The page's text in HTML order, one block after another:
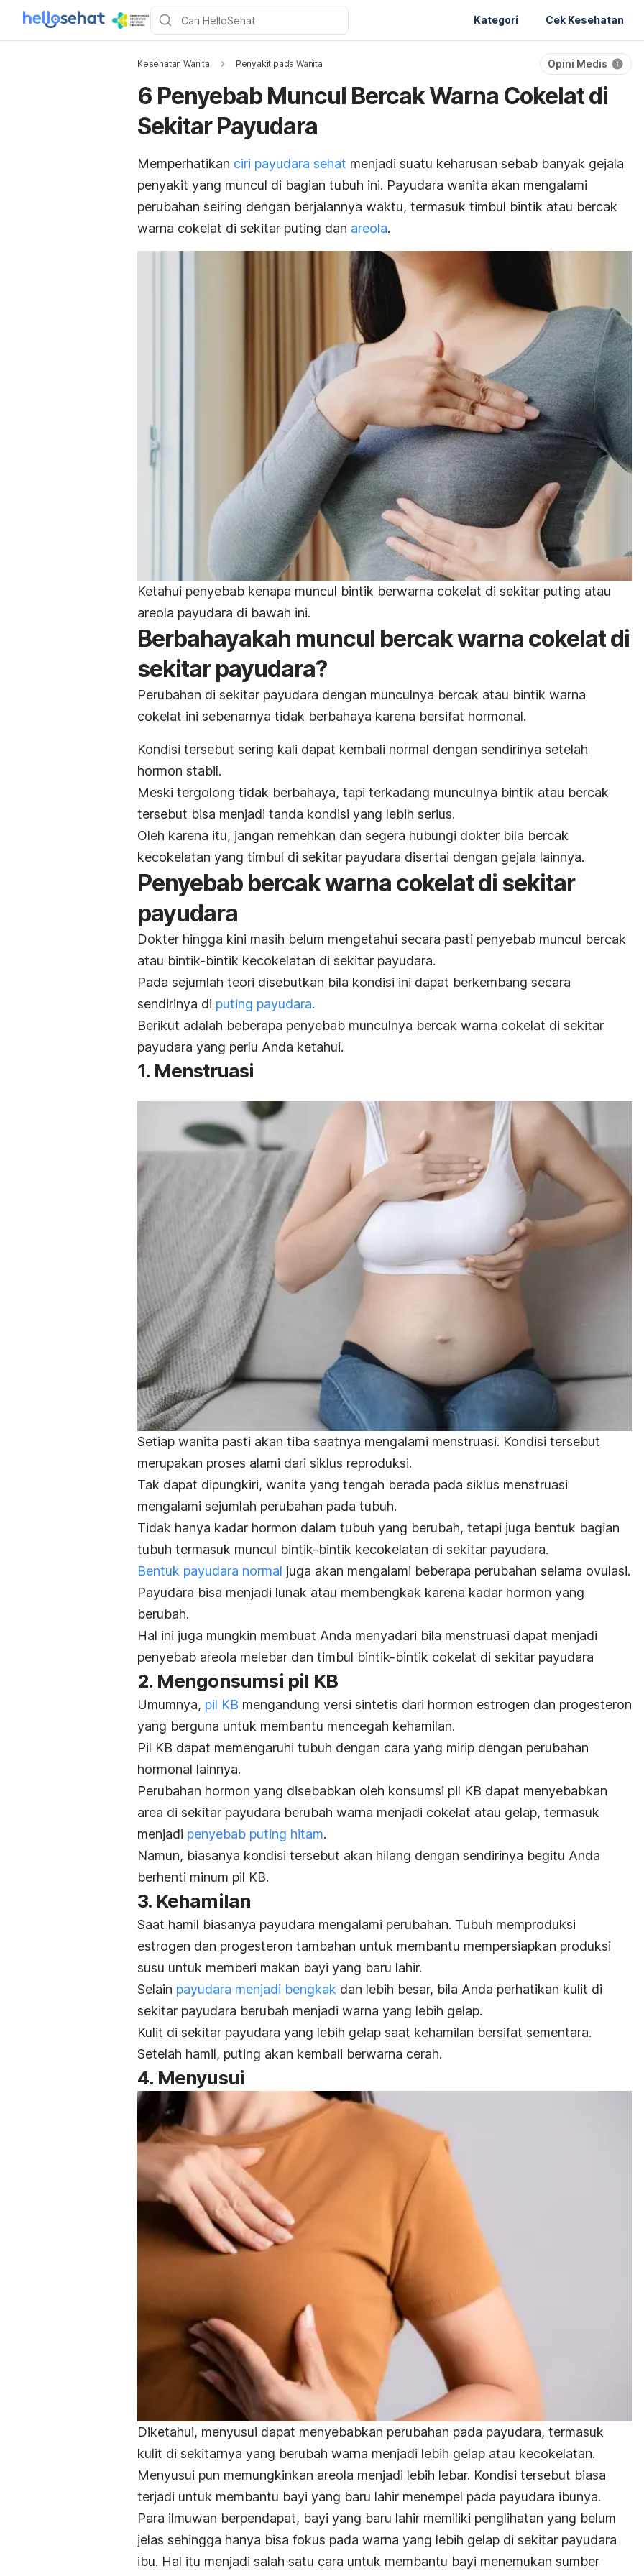
Kategori Cek Kesehatan
Kesehatan Wanita Penyakit pada Wanita Opini Medis
6 Penyebab Muncul Bercak Warna Cokelat di
Sekitar Payudara
Memperhatikan ciri payudara sehat menjadi suatu keharusan sebab banyak gejala
penyakit yang muncul di bagian tubuh ini. Payudara wanita akan mengalami
perubahan seiring dengan berjalannya waktu, termasuk timbul bintik atau bercak
warna cokelat di sekitar puting dan areola.
Ketahui penyebab kenapa muncul bintik berwarna cokelat di sekitar puting atau
areola payudara di bawah ini.
Berbahayakah muncul bercak warna cokelat di
sekitar payudara?
Perubahan di sekitar payudara dengan munculnya bercak atau bintik warna
cokelat ini sebenarnya tidak berbahaya karena bersifat hormonal.
Kondisi tersebut sering kali dapat kembali normal dengan sendirinya setelah
hormon stabil.
Meski tergolong tidak berbahaya, tapi terkadang munculnya bintik atau bercak
tersebut bisa menjadi tanda kondisi yang lebih serius.
Oleh karena itu, jangan remehkan dan segera hubungi dokter bila bercak
kecokelatan yang timbul di sekitar payudara disertai dengan gejala lainnya.
Penyebab bercak warna cokelat di sekitar
payudara
Dokter hingga kini masih belum mengetahui secara pasti penyebab muncul bercak
atau bintik-bintik kecokelatan di sekitar payudara.
Pada sejumlah teori disebutkan bila kondisi ini dapat berkembang secara
sendirinya di puting payudara.
Berikut adalah beberapa penyebab munculnya bercak warna cokelat di sekitar
payudara yang perlu Anda ketahui.
1. Menstruasi
Setiap wanita pasti akan tiba saatnya mengalami menstruasi. Kondisi tersebut
merupakan proses alami dari siklus reproduksi.
Tak dapat dipungkiri, wanita yang tengah berada pada siklus menstruasi
mengalami sejumlah perubahan pada tubuh.
Tidak hanya kadar hormon dalam tubuh yang berubah, tetapi juga bentuk bagian
tubuh termasuk muncul bintik-bintik kecokelatan di sekitar payudara.
Bentuk payudara normal juga akan mengalami beberapa perubahan selama ovulasi.
Payudara bisa menjadi lunak atau membengkak karena kadar hormon yang
berubah.
Hal ini juga mungkin membuat Anda menyadari bila menstruasi dapat menjadi
penyebab areola melebar dan timbul bintik-bintik cokelat di sekitar payudara
2. Mengonsumsi pil KB
Umumnya, pil KB mengandung versi sintetis dari hormon estrogen dan progesteron
yang berguna untuk membantu mencegah kehamilan.
Pil KB dapat memengaruhi tubuh dengan cara yang mirip dengan perubahan
hormonal lainnya.
Perubahan hormon yang disebabkan oleh konsumsi pil KB dapat menyebabkan
area di sekitar payudara berubah warna menjadi cokelat atau gelap, termasuk
menjadi penyebab puting hitam.
Namun, biasanya kondisi tersebut akan hilang dengan sendirinya begitu Anda
berhenti minum pil KB.
3. Kehamilan
Saat hamil biasanya payudara mengalami perubahan. Tubuh memproduksi
estrogen dan progesteron tambahan untuk membantu mempersiapkan produksi
susu untuk memberi makan bayi yang baru lahir.
Selain payudara menjadi bengkak dan lebih besar, bila Anda perhatikan kulit di
sekitar payudara berubah menjadi warna yang lebih gelap.
Kulit di sekitar payudara yang lebih gelap saat kehamilan bersifat sementara.
Setelah hamil, puting akan kembali berwarna cerah.
4. Menyusui
Diketahui, menyusui dapat menyebabkan perubahan pada payudara, termasuk
kulit di sekitarnya yang berubah warna menjadi lebih gelap atau kecokelatan.
Menyusui pun memungkinkan areola menjadi lebih lebar. Kondisi tersebut biasa
terjadi untuk membantu bayi yang baru lahir menempel pada payudara ibunya.
Para ilmuwan berpendapat, bayi yang baru lahir memiliki penglihatan yang belum
jelas sehingga hanya bisa fokus pada warna yang lebih gelap di sekitar payudara
ibu. Hal itu menjadi salah satu cara untuk membantu bayi menemukan sumber